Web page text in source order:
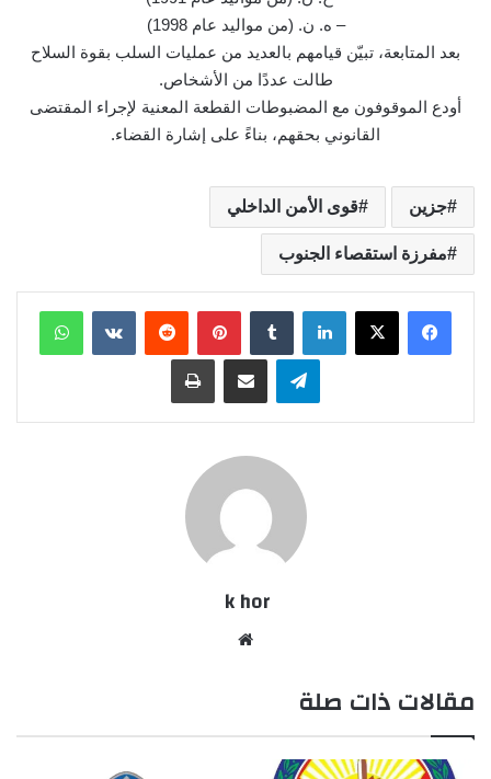
– ه. ن. (من مواليد عام 1998)
بعد المتابعة، تبيّن قيامهم بالعديد من عمليات السلب بقوة السلاح
طالت عددًا من الأشخاص.
أودع الموقوفون مع المضبوطات القطعة المعنية لإجراء المقتضى
القانوني بحقهم، بناءً على إشارة القضاء.
جزين قوى الأمن الداخلي
مفرزة استقصاء الجنوب
لينكدإن بينتيريست
تيلقرام مشاركة عبر البريد طباعة
k hor
مقالات ذات صلة